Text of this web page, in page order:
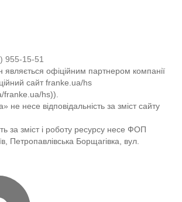
955-15-51
являється офіційним партнером компанії
сайт franke.ua/hs
franke.ua/hs)).
несе відповідальність за зміст сайту
за зміст і роботу ресурсу несе ФОП
Петропавлівська Борщагівка, вул.